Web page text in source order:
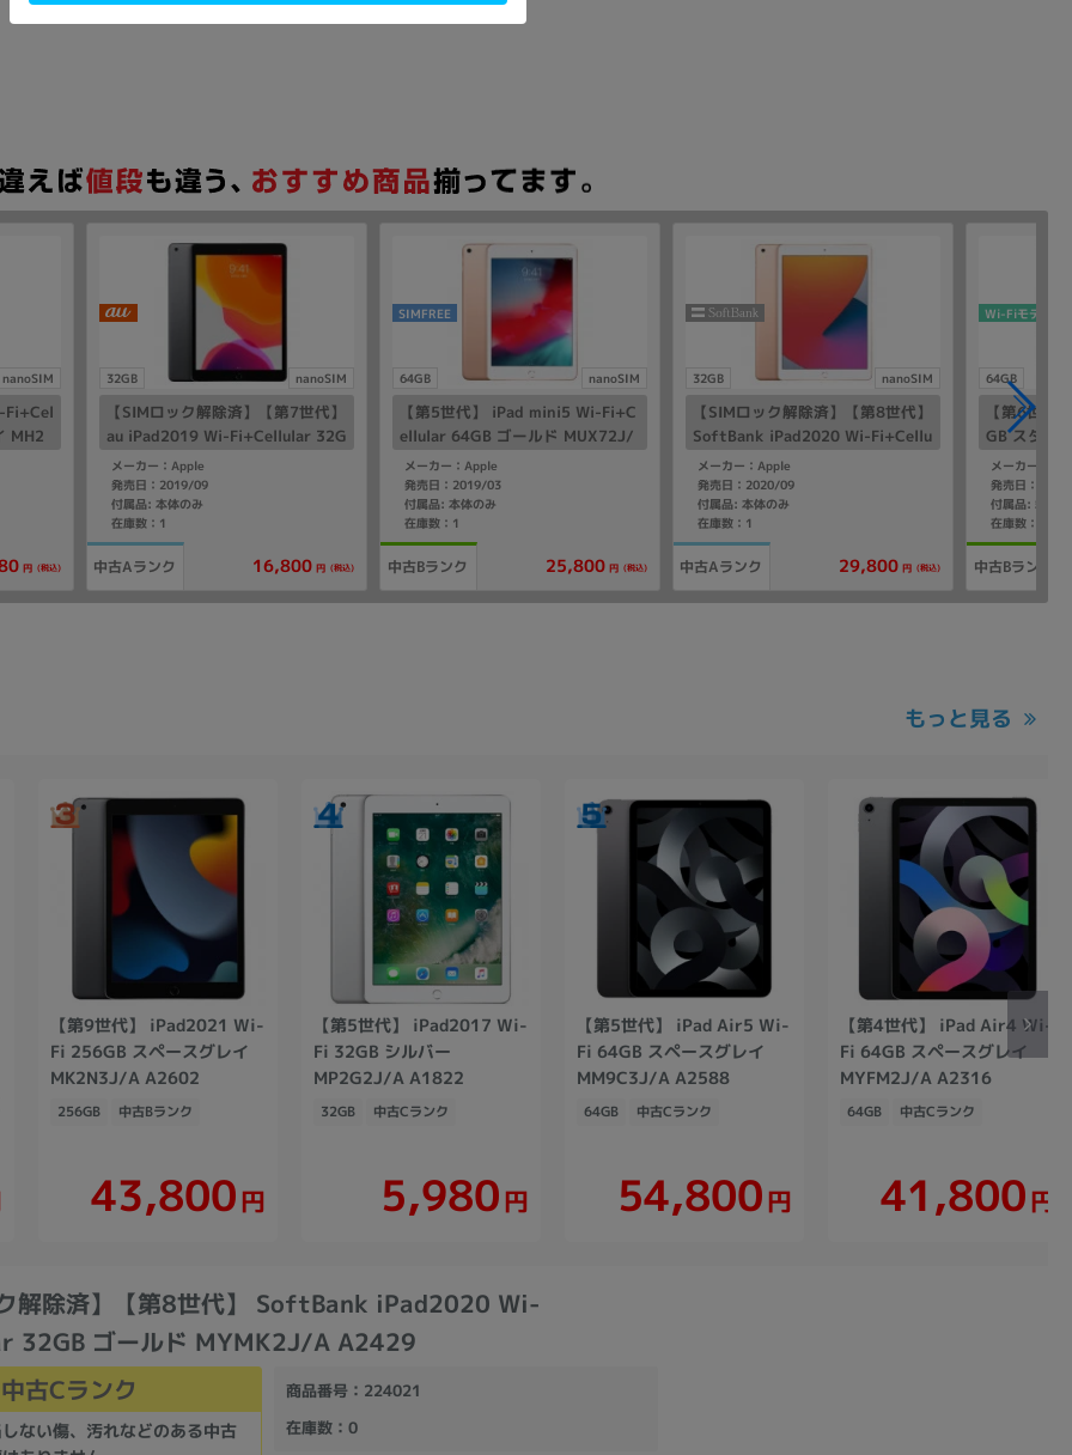
nanoSIM
Fi+Cel
MH2
フリ
円 (税込)
32GB nanoSIM
【SIMロック解除済】【第7世代】
au iPad2019 Wi-Fi+Cellular 32G
B スペースグレイ MW6A2J/A A2
198
メーカー：Apple
発売日：2019/09
付属品: 本体のみ
在庫数：1
中古Aランク 16,800 円 (税込)
64GB nanoSIM
SIMFREE
【第5世代】 iPad mini5 Wi-Fi+C
ellular 64GB ゴールド MUX72J/
A A2124 【国内版SIMフリー】
メーカー：Apple
発売日：2019/03
付属品: 本体のみ
在庫数：1
中古Bランク 25,800 円 (税込)
32GB nanoSIM
【SIMロック解除済】【第8世代】
SoftBank iPad2020 Wi-Fi+Cellu
lar 32GB ゴールド MYMK2J/A A
2429
メーカー：Apple
発売日：2020/09
付属品: 本体のみ
在庫数：1
中古Aランク 29,800 円 (税込)
64GB
Wi-Fiモデル
【第6世代
GB スター
67
メーカー：
発売日：
在庫数：1
中古Bランク
もっと見る
【第9世代】 iPad2021 Wi-
Fi 256GB スペースグレイ
MK2N3J/A A2602
256GB 中古Bランク
43,800円
【第5世代】 iPad2017 Wi-
Fi 32GB シルバー
MP2G2J/A A1822
32GB 中古Cランク
5,980円
【第5世代】 iPad Air5 Wi-
Fi 64GB スペースグレイ
MM9C3J/A A2588
64GB 中古Cランク
54,800円
【第4世代】 iPad Air4 Wi-
Fi 64GB スペースグレイ
MYFM2J/A A2316
64GB 中古Cランク
41,800円
ク解除済】【第8世代】 SoftBank iPad2020 Wi-
32GB ゴールド MYMK2J/A A2429
中古Cランク
ない傷、汚れなどのある中古
商品番号：224021
在庫数：0